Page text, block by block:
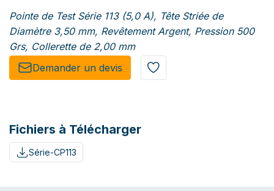
Pointe de Test Série 113 (5,0 A), Tête Striée de
Diamètre 3,50 mm, Revêtement Argent, Pression 500
Grs, Collerette de 2,00 mm
Demander un de​​vis​​
Fichiers à Télécharger
Série-CP113